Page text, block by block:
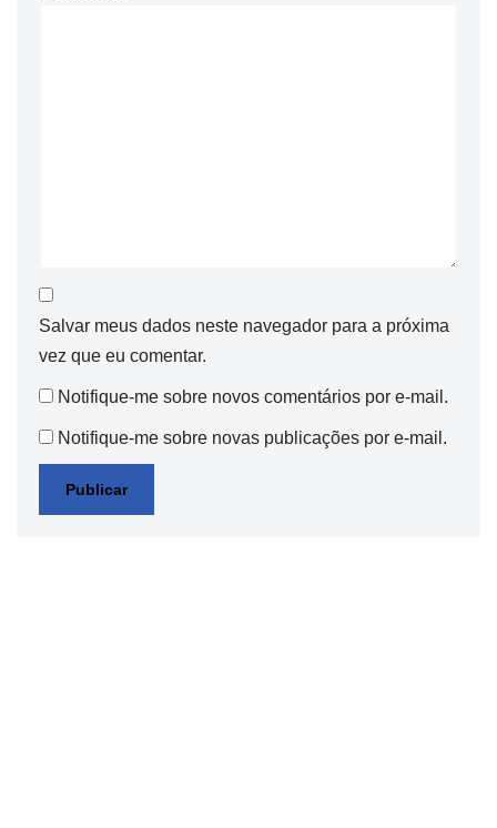
Salvar meus dados neste navegador para a próxima
vez que eu comentar.
Notifique-me sobre novos comentários por e-mail.
Notifique-me sobre novas publicações por e-mail.